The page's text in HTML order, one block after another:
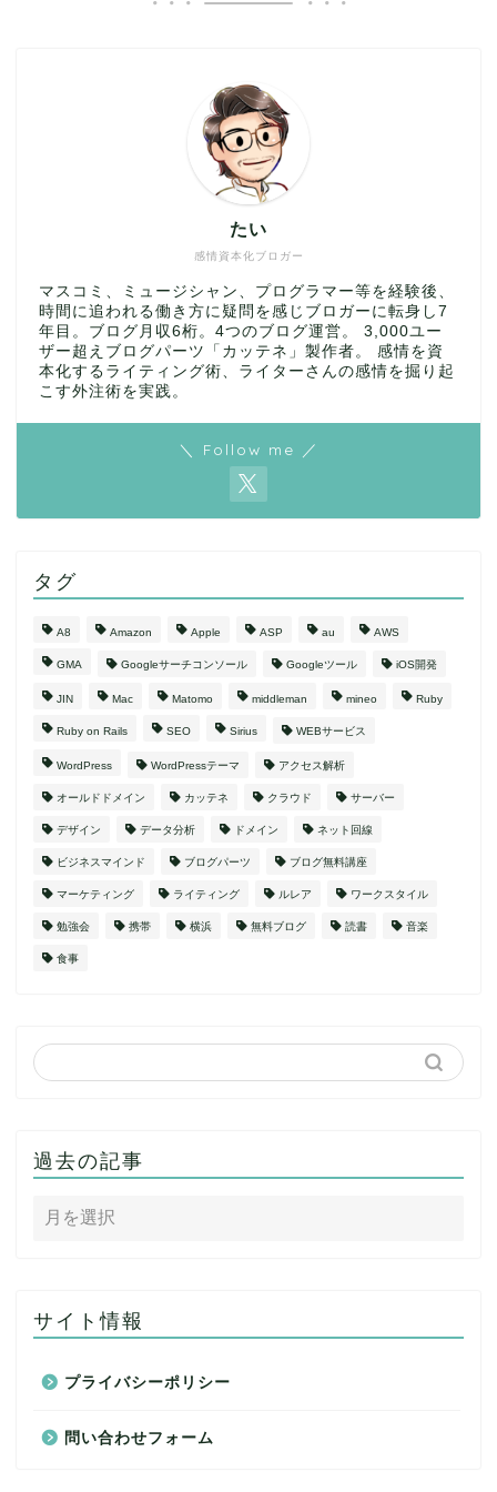
感情資本化ブロガー
たい
マスコミ、ミュージシャン、プログラマー等を経験後、
時間に追われる働き方に疑問を感じブロガーに転身し7
年目。ブログ月収6桁。4つのブログ運営。 3,000ユー
ザー超えブログパーツ「カッテネ」製作者。 感情を資
本化するライティング術、ライターさんの感情を掘り起
こす外注術を実践。
＼ Follow me ／
タグ
A8 Amazon Apple ASP au AWS
GMA Googleサーチコンソール Googleツール iOS開発
JIN Mac Matomo middleman mineo Ruby
Ruby on Rails SEO Sirius WEBサービス
WordPress WordPressテーマ アクセス解析
オールドドメイン カッテネ クラウド サーバー
デザイン データ分析 ドメイン ネット回線
ビジネスマインド ブログパーツ ブログ無料講座
マーケティング ライティング ルレア ワークスタイル
勉強会 携帯 横浜 無料ブログ 読書 音楽
食事
過去の記事
サイト情報
プライバシーポリシー
問い合わせフォーム